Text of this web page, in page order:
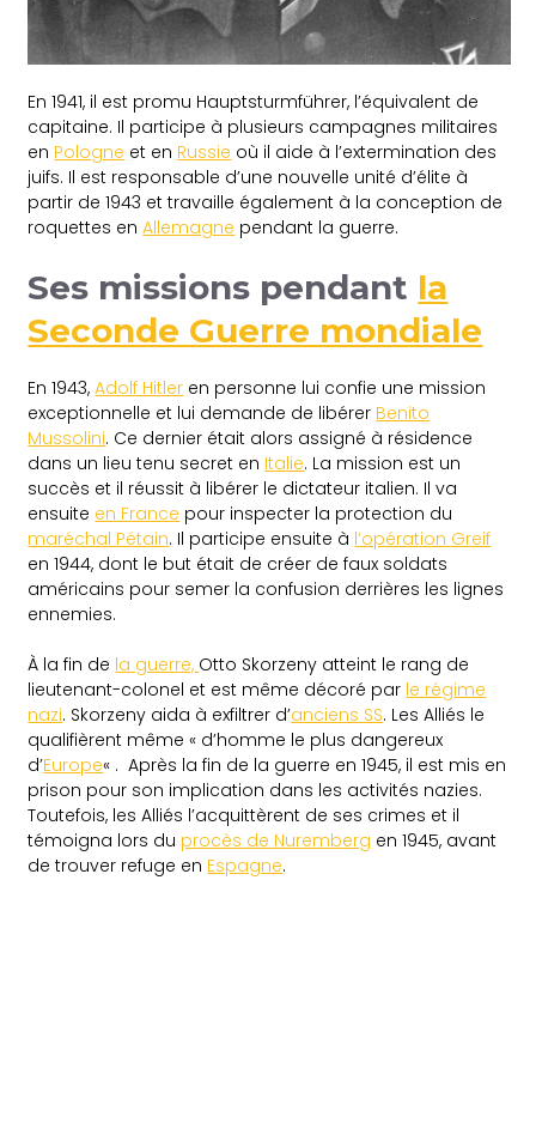
En 1941, il est promu Hauptsturmführer, l’équivalent de
capitaine. Il participe à plusieurs campagnes militaires
en Pologne et en Russie où il aide à l’extermination des
juifs. Il est responsable d’une nouvelle unité d’élite à
partir de 1943 et travaille également à la conception de
roquettes enAllemagne pendant la guerre.
Ses missions pendant la
Seconde Guerre mondiale
En 1943,Adolf Hitler en personne lui confie une mission
exceptionnelle et lui demande de libérer Benito
Mussolini. Ce dernier était alors assigné à résidence
dans un lieu tenu secret en Italie. La mission est un
succès et il réussit à libérer le dictateur italien. Il va
ensuite en France pour inspecter la protection du
maréchal Pétain. Il participe ensuite à l’opération Greif
en 1944, dont le but était de créer de faux soldats
américains pour semer la confusion derrières les lignes
ennemies.
À la fin de la guerre, Otto Skorzeny atteint le rang de
lieutenant-colonel et est même décoré par le régime
nazi. Skorzeny aida à exfiltrer d’anciens SS. Les Alliés le
qualifièrent même « d’homme le plus dangereux
d’Europe« . Après la fin de la guerre en 1945, il est mis en
prison pour son implication dans les activités nazies.
Toutefois, les Alliés l’acquittèrent de ses crimes et il
témoigna lors du procès de Nuremberg en 1945, avant
de trouver refuge en Espagne.